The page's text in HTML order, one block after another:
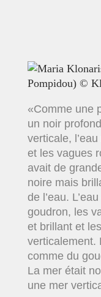
«Comme une
un noir
verticale,
et les vagues
avait de
noire mais
de l’eau.
goudron, les
et brillant et
verticalement.
comme du
La mer était
une mer